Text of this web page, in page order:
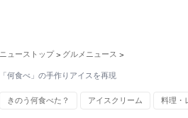
ニューストップ > グルメニュース >
「何食べ」の手作りアイスを再現
きのう何食べた？ アイスクリーム 料理・